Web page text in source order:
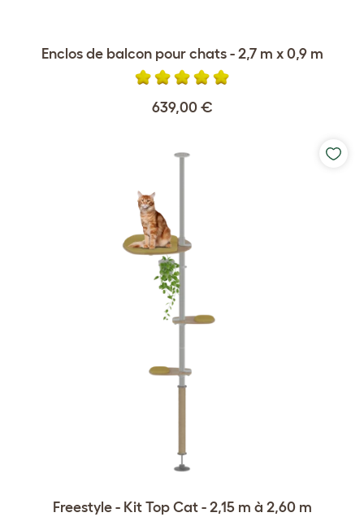
Enclos de balcon pour chats - 2,7 m x 0,9 m
639,00 €
Freestyle - Kit Top Cat - 2,15 m à 2,60 m